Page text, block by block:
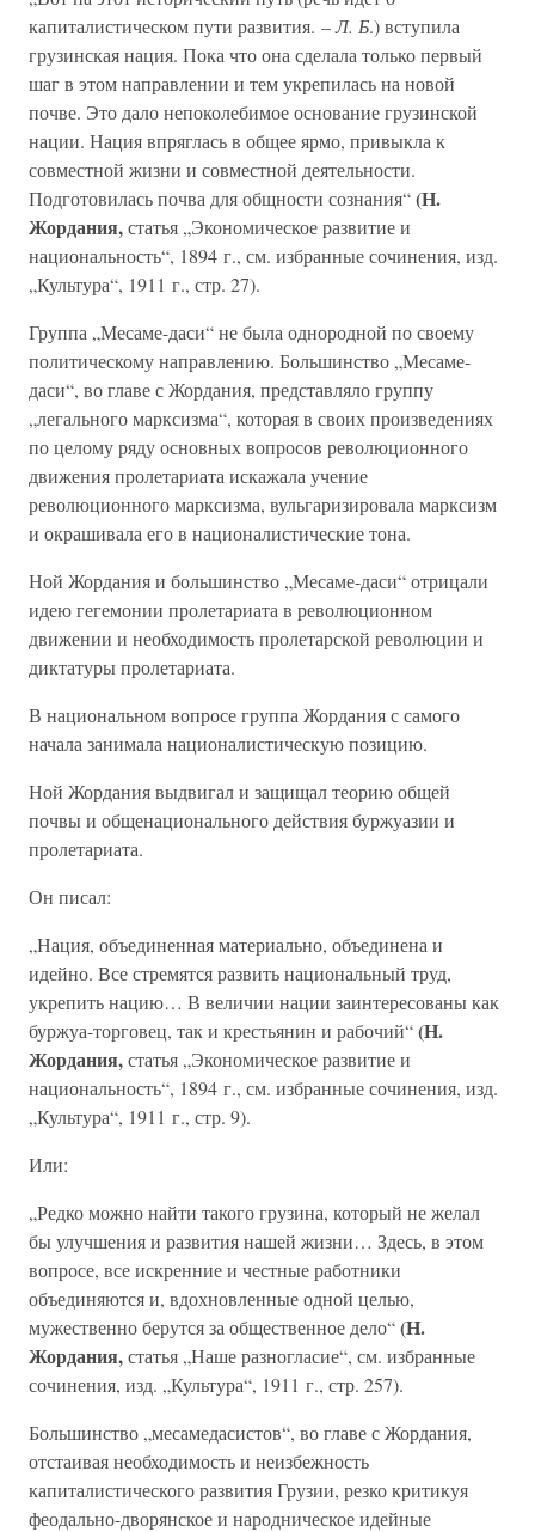
капиталистическом пути развития. –Л. Б.) вступила
грузинская нация. Пока что она сделала только первый
шаг в этом направлении и тем укрепилась на новой
почве. Это дало непоколебимое основание грузинской
нации. Нация впряглась в общее ярмо, привыкла к
совместной жизни и совместной деятельности.
Подготовилась почва для общности сознания“(Н.
Жордания,статья „Экономическое развитие и
национальность“, 1894 г., см. избранные сочинения, изд.
„Культура“, 1911 г., стр. 27).
Группа „Месаме-даси“ не была однородной по своему
политическому направлению. Большинство „Месаме-
даси“, во главе с Жордания, представляло группу
„легального марксизма“, которая в своих произведениях
по целому ряду основных вопросов революционного
движения пролетариата искажала учение
революционного марксизма, вульгаризировала марксизм
и окрашивала его в националистические тона.
Ной Жордания и большинство „Месаме-даси“ отрицали
идею гегемонии пролетариата в революционном
движении и необходимость пролетарской революции и
диктатуры пролетариата.
В национальном вопросе группа Жордания с самого
начала занимала националистическую позицию.
Ной Жордания выдвигал и защищал теорию общей
почвы и общенационального действия буржуазии и
пролетариата.
Он писал:
„Нация, объединенная материально, объединена и
идейно. Все стремятся развить национальный труд,
укрепить нацию… В величии нации заинтересованы как
буржуа-торговец, так и крестьянин и рабочий“(Н.
Жордания,статья „Экономическое развитие и
национальность“, 1894 г., см. избранные сочинения, изд.
„Культура“, 1911 г., стр. 9).
Или:
„Редко можно найти такого грузина, который не желал
бы улучшения и развития нашей жизни… Здесь, в этом
вопросе, все искренние и честные работники
объединяются и, вдохновленные одной целью,
мужественно берутся за общественное дело“(Н.
Жордания,статья „Наше разногласие“, см. избранные
сочинения, изд. „Культура“, 1911 г., стр. 257).
Большинство „месамедасистов“, во главе с Жордания,
отстаивая необходимость и неизбежность
капиталистического развития Грузии, резко критикуя
феодально-дворянское и народническое идейные